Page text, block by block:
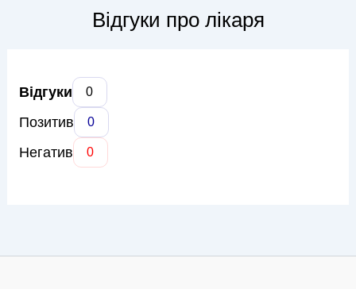
операції з видалення пухлин, т...
Відгуки про лікаря
Відгуки 0
Позитив 0
Негатив 0